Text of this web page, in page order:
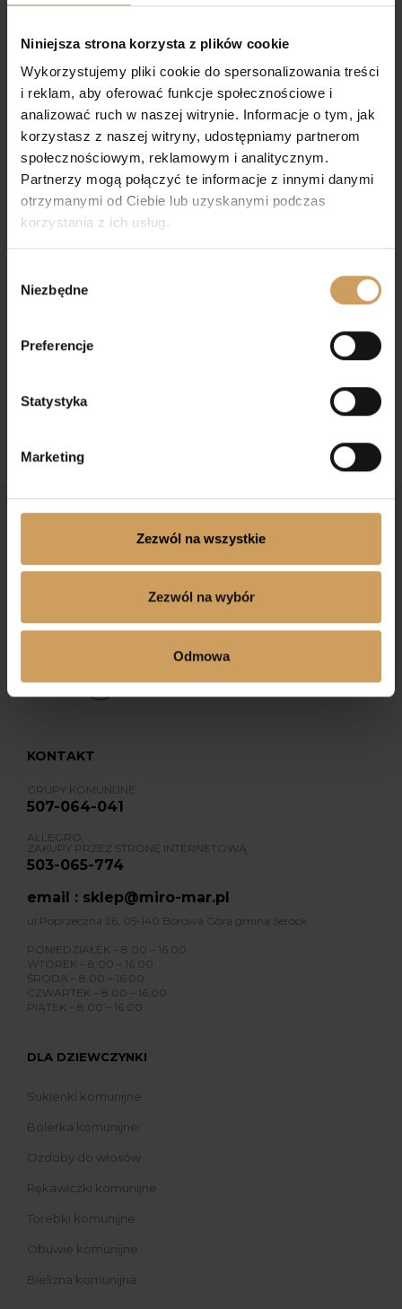
Niniejsza strona korzysta z plików cookie
Wykorzystujemy pliki cookie do spersonalizowania treści
i reklam, aby oferować funkcje społecznościowe i
analizować ruch w naszej witrynie. Informacje o tym, jak
korzystasz z naszej witryny, udostępniamy partnerom
społecznościowym, reklamowym i analitycznym.
Partnerzy mogą połączyć te informacje z innymi danymi
otrzymanymi od Ciebie lub uzyskanymi podczas
korzystania z ich usług.
zgody
Niezbędne
Preferencje
Statystyka
Marketing
Zezwól na wszystkie
Zezwól na wybór
Odmowa
100,00zł
Złota 8
Dołącz do nas na Instagramie
KONTAKT
GRUPY KOMUNIJNE
507-064-041
ALLEGRO,
ZAKUPY PRZEZ STRONĘ INTERNETOWĄ
503-065-774
email : sklep@miro-mar.pl
ul.Poprzeczna 26, 05-140 Borowa Góra gmina Serock
PONIEDZIAŁEK – 8.00 – 16.00
WTOREK – 8:00 – 16.00
ŚRODA – 8.00 – 16.00
CZWARTEK – 8.00 – 16.00
PIĄTEK – 8.00 – 16.00
DLA DZIEWCZYNKI
Sukienki komunijne
Bolerka komunijne
Ozdoby do włosów
Rękawiczki komunijne
Torebki komunijne
Obuwie komunijne
Bielizna komunijna